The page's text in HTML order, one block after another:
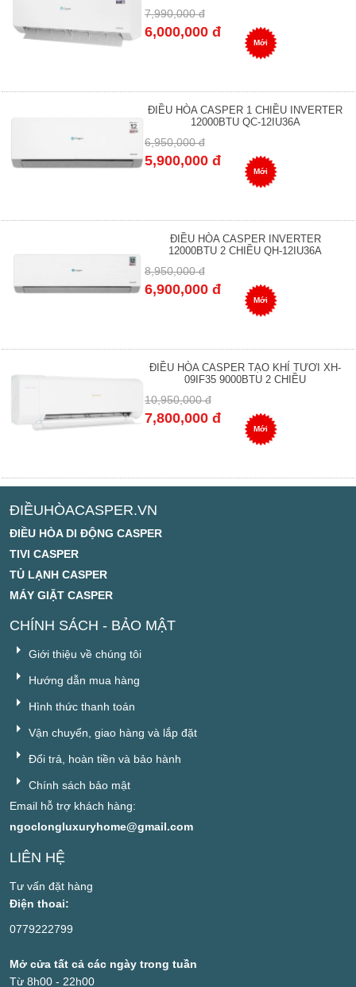
7,990,000 đ
6,000,000 đ
Mới
ĐIỀU HÒA CASPER 1 CHIỀU INVERTER
12000BTU QC-12IU36A
6,950,000 đ
5,900,000 đ
Mới
ĐIỀU HÒA CASPER INVERTER
12000BTU 2 CHIỀU QH-12IU36A
8,950,000 đ
6,900,000 đ
Mới
ĐIỀU HÒA CASPER TẠO KHÍ TƯƠI XH-
09IF35 9000BTU 2 CHIỀU
10,950,000 đ
7,800,000 đ
Mới
ĐIỀUHÒACASPER.VN
ĐIỀU HÒA DI ĐỘNG CASPER
TIVI CASPER
TỦ LẠNH CASPER
MÁY GIẶT CASPER
CHÍNH SÁCH - BẢO MẬT
Giới thiệu về chúng tôi
Hướng dẫn mua hàng
Hình thức thanh toán
Vận chuyển, giao hàng và lắp đặt
Đổi trả, hoàn tiền và bảo hành
Chính sách bảo mật
Email hỗ trợ khách hàng:
ngoclongluxuryhome@gmail.com
LIÊN HỆ
Tư vấn đặt hàng
Điện thoai:
0779222799
Mở cửa tất cả các ngày trong tuần
Từ 8h00 - 22h00